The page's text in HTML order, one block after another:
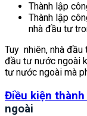
Thành lập
Thành lập
nhà đầu tư
Tuy nhiên, nhà
đầu tư nước ngoài
tư nước ngoài mà
Điều kiện
ngoài